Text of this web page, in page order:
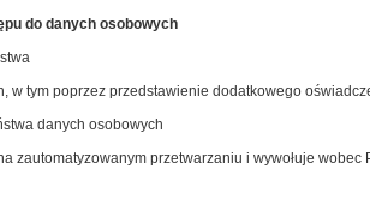
do danych osobowych
w tym poprzez przedstawienie dodatkowego
danych osobowych
zautomatyzowanym przetwarzaniu i wywołuje